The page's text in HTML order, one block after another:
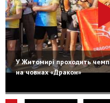
У Житомирі проходить
на човнах «Дракон»